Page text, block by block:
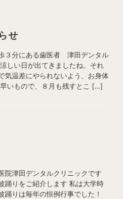
せ
３分にある歯医者 津田デンタル
しい日が出てきましたね。それ
気温差にやられないよう、お身体
いもので、８月も残すとこ […]
院津田デンタルクリニックです
踊りをご紹介します 私は大学時
踊りは毎年の恒例行事でした！